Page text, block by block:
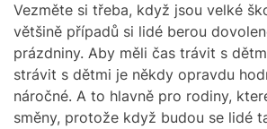
Vezměte si třeba, když jsou velké
většině případů si lidé berou
prázdniny. Aby měli čas trávit s
strávit s dětmi je někdy opravdu
náročné. A to hlavně pro rodiny,
směny, protože když budou se lidé